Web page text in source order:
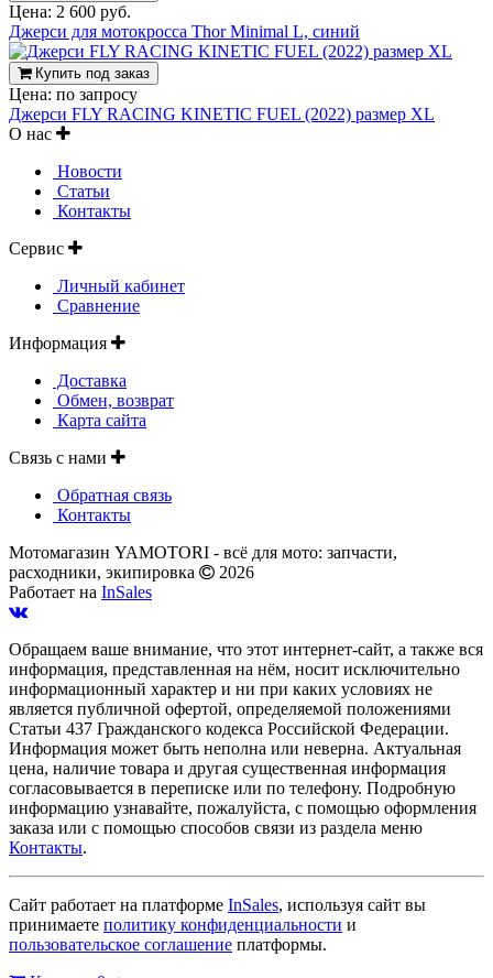
Цена: 2 600 руб.
Джерси для мотокросса Thor Minimal L, синий
Купить под заказ
Цена: по запросу
Джерси FLY RACING KINETIC FUEL (2022) размер XL
О нас
Новости
Статьи
Контакты
Сервис
Личный кабинет
Сравнение
Информация
Доставка
Обмен, возврат
Карта сайта
Связь с нами
Обратная связь
Контакты
Мотомагазин YAMOTORI - всё для мото: запчасти,
расходники, экипировка
2026
Работает на InSales
Обращаем ваше внимание, что этот интернет-сайт, а также вся
информация, представленная на нём, носит исключительно
информационный характер и ни при каких условиях не
является публичной офертой, определяемой положениями
Статьи 437 Гражданского кодекса Российской Федерации.
Информация может быть неполна или неверна. Актуальная
цена, наличие товара и другая существенная информация
согласовывается в переписке или по телефону. Подробную
информацию узнавайте, пожалуйста, с помощью оформления
заказа или с помощью способов связи из раздела меню
Контакты.
Сайт работает на платформе InSales, используя сайт вы
принимаете политику конфиденциальности и
пользовательское соглашение платформы.